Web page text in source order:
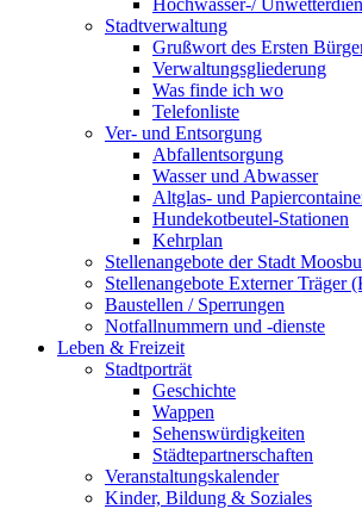
Hochwasser-/
Stadtverwaltung
Grußwort des Ersten
Verwaltungsgliederung
Was finde ich wo
Telefonliste
Ver- und Entsorgung
Abfallentsorgung
Wasser und Abwasser
Altglas- und
Hundekotbeutel-Stationen
Kehrplan
Stellenangebote der Stadt
Stellenangebote Externer Träger
Baustellen / Sperrungen
Notfallnummern und -dienste
Leben & Freizeit
Stadtporträt
Geschichte
Wappen
Sehenswürdigkeiten
Städtepartnerschaften
Veranstaltungskalender
Kinder, Bildung & Soziales